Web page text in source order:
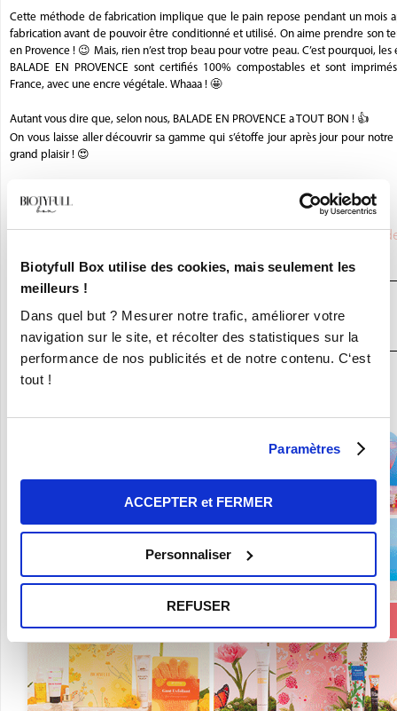
Biotyfull Box utilise des cookies, mais seulement les
meilleurs !
Dans quel but ? Mesurer notre trafic, améliorer votre
navigation sur le site, et récolter des statistiques sur la
performance de nos publicités et de notre contenu. C‘est
tout !
Paramètres
ACCEPTER et FERMER
Personnaliser
REFUSER
Cette méthode de fabrication implique que le pain repose pendant un mois
fabrication avant de pouvoir être conditionné et utilisé. On aime prendre son
en Provence ! 😉 Mais, rien n’est trop beau pour votre peau. C’est pourquoi, les
BALADE EN PROVENCE sont certifiés 100% compostables et sont
France, avec une encre végétale. Whaaa ! 🤩
Autant vous dire que, selon nous, BALADE EN PROVENCE a TOUT BON ! 👍
On vous laisse aller découvrir sa gamme qui s’étoffe jour après jour pour notre
grand plaisir ! 😍
était partenaire
En ce moment :